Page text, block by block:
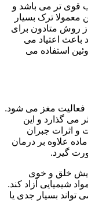
قوی تر می باشد و
معمولا ترک بسیار
روش متادون برای
باعث اعتیاد می
استفاده می
فعالیت مغز می شود.
می گذارد و این
و اثرات جبران
علاوه بر درمان
گیرد.
خلق و خوی
شیمیایی آزاد کند.
تواند بسیار جدی یا